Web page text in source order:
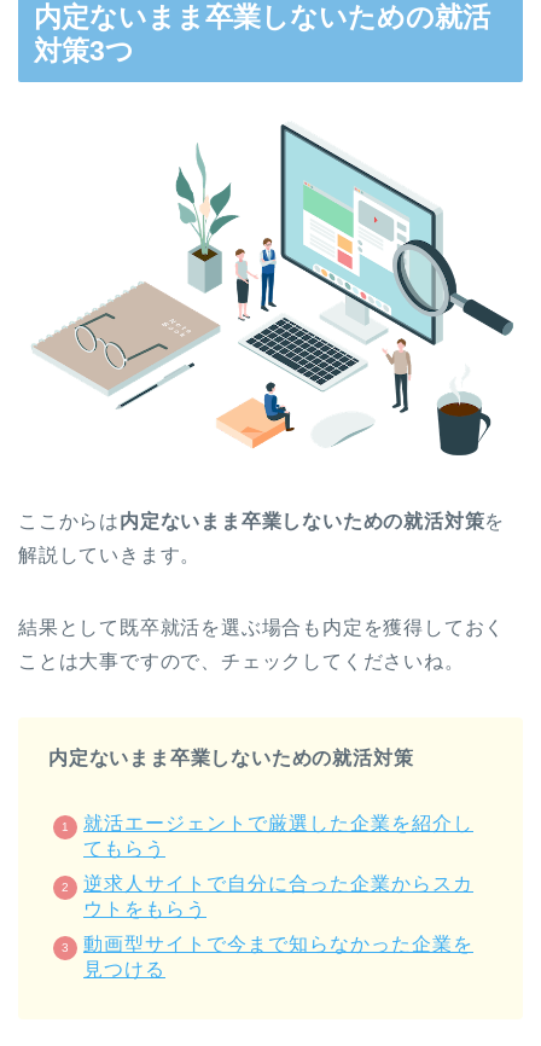
内定ないまま卒業しないための就活
対策3つ
ここからは内定ないまま卒業しないための就活対策を
解説していきます。
結果として既卒就活を選ぶ場合も内定を獲得しておく
ことは大事ですので、チェックしてくださいね。
内定ないまま卒業しないための就活対策
就活エージェントで厳選した企業を紹介し
てもらう
逆求人サイトで自分に合った企業からスカ
ウトをもらう
動画型サイトで今まで知らなかった企業を
見つける